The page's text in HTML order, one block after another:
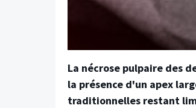
La nécrose pulpaire des
la présence d'un apex
traditionnelles restant